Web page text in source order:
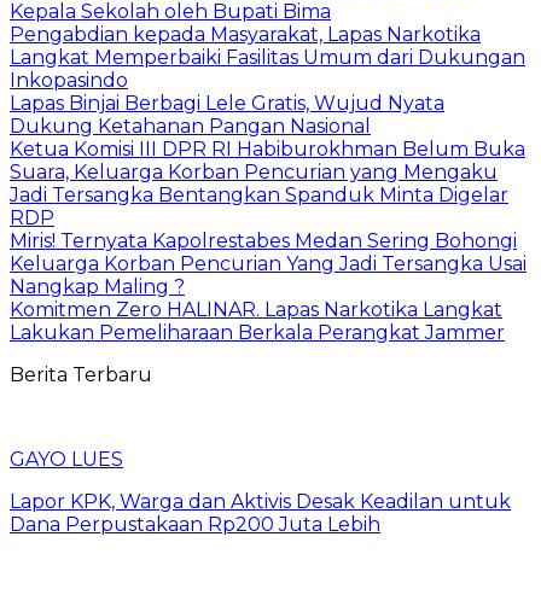
Kepala Sekolah oleh Bupati Bima
Pengabdian kepada Masyarakat, Lapas Narkotika
Langkat Memperbaiki Fasilitas Umum dari Dukungan
Inkopasindo
Lapas Binjai Berbagi Lele Gratis, Wujud Nyata
Dukung Ketahanan Pangan Nasional
Ketua Komisi III DPR RI Habiburokhman Belum Buka
Suara, Keluarga Korban Pencurian yang Mengaku
Jadi Tersangka Bentangkan Spanduk Minta Digelar
RDP
Miris! Ternyata Kapolrestabes Medan Sering Bohongi
Keluarga Korban Pencurian Yang Jadi Tersangka Usai
Nangkap Maling ?
Komitmen Zero HALINAR. Lapas Narkotika Langkat
Lakukan Pemeliharaan Berkala Perangkat Jammer
Berita Terbaru
GAYO LUES
Lapor KPK, Warga dan Aktivis Desak Keadilan untuk
Dana Perpustakaan Rp200 Juta Lebih